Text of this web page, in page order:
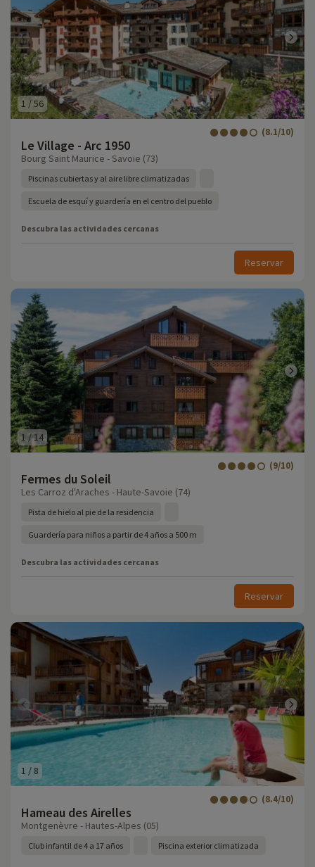
1 /56
Le Village - Arc 1950
(8.1/10)
Bourg Saint Maurice - Savoie (73)
Piscinas cubiertas y al aire libre climatizadas
Escuela de esquí y guardería en el centro del pueblo
Descubra las actividades cercanas
Reservar
1 /14
Fermes du Soleil
(9/10)
Les Carroz d'Araches - Haute-Savoie (74)
Pista de hielo al pie de la residencia
Guardería para niños a partir de 4 años a 500 m
Descubra las actividades cercanas
Reservar
1 / 8
Hameau des Airelles
(8.4/10)
Montgenèvre - Hautes-Alpes (05)
Club infantil de 4 a 17 años Piscina exterior climatizada